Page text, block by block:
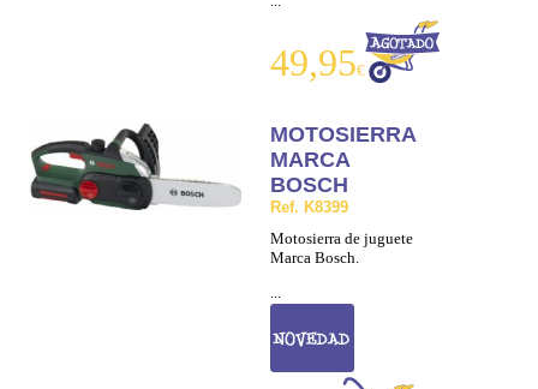
49,95€
MOTOSIERRA
MARCA
BOSCH
Ref. K8399
Motosierra de juguete
Marca Bosch.
...